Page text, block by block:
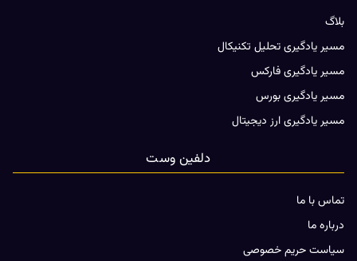
بلاگ
مسیر یادگیری تحلیل تکنیکال
مسیر یادگیری فارکس
مسیر یادگیری بورس
مسیر یادگیری ارز دیجیتال
دلفین وست
تماس با ما
درباره ما
سیاست حریم خصوصی